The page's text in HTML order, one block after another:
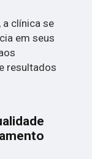
a clínica se
em seus
resultados